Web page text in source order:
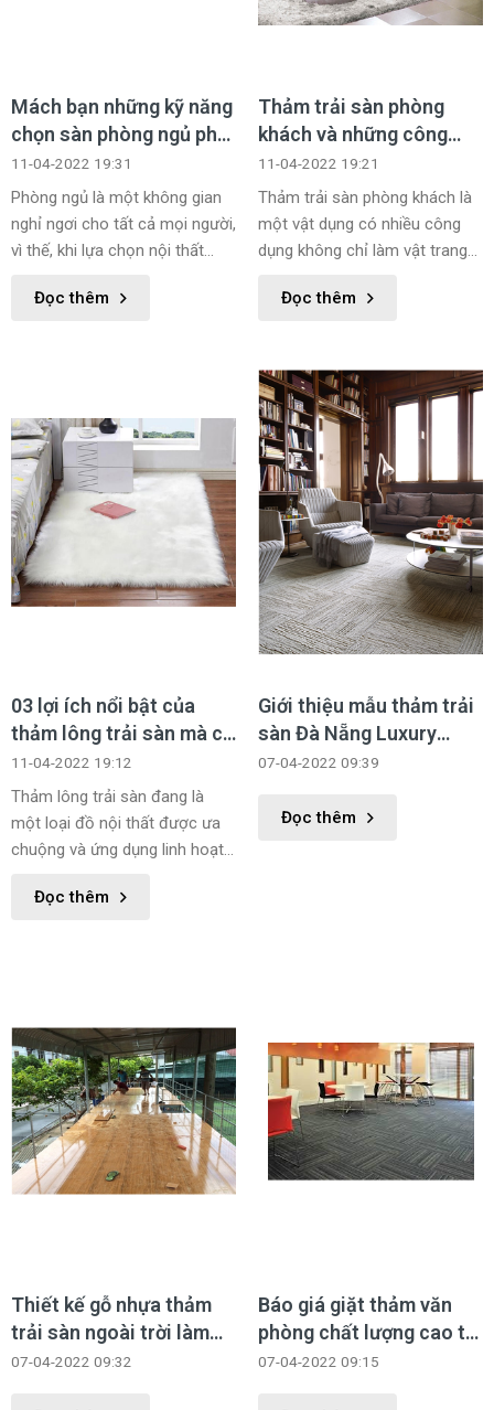
Mách bạn những kỹ năng
chọn sàn phòng ngủ phù
hợp
11-04-2022 19:31
Phòng ngủ là một không gian
nghỉ ngơi cho tất cả mọi người,
vì thế, khi lựa chọn nội thất
sàn phòng ngủ, bạn nên cân
cho bạn nhé!
Đọc thêm
Thảm trải sàn phòng
khách và những công
dụng có thể bạn chưa
biết
11-04-2022 19:21
Thảm trải sàn phòng khách là
một vật dụng có nhiều công
dụng không chỉ làm vật trang
vời khác nữa, tuy nhiên nhiều
khách hay không thì hãy cùng
Danacity tìm hiểu rõ hơn về
thảm trải sàn phòng khách
nhé!
Đọc thêm
03 lợi ích nổi bật của
thảm lông trải sàn mà có
thể bạn chưa biết
11-04-2022 19:12
Thảm lông trải sàn đang là
một loại đồ nội thất được ưa
chuộng và ứng dụng linh hoạt
kế nội thất khác nhau, dưới đây
Đọc thêm
Giới thiệu mẫu thảm trải
sàn Đà Nẵng Luxury
trang trí hoa văn đặc sắc
07-04-2022 09:39
Đọc thêm
Thiết kế gỗ nhựa thảm
trải sàn ngoài trời làm
đẹp không gian ngoại
07-04-2022 09:32
Báo giá giặt thảm văn
phòng chất lượng cao tại
TPHCM
07-04-2022 09:15